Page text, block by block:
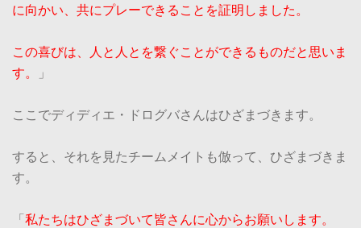
に向かい、共にプレーできることを証明しました。
この喜びは、人と人とを繋ぐことができるものだと思いま
す。
」
ここでディディエ・ドログバさんはひざまづきます。
すると、それを見たチームメイトも倣って、ひざまづきま
す。
「 私たちはひざまづいて皆さんに心からお願いします。